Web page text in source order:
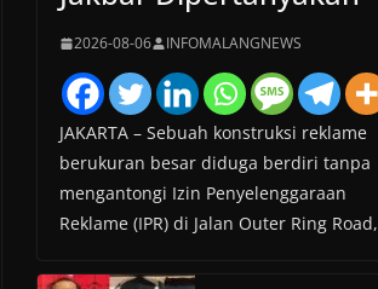
2026-08-06 INFOMALANGNEWS
JAKARTA – Sebuah konstruksi reklame
berukuran besar diduga berdiri tanpa
mengantongi Izin Penyelenggaraan
Reklame (IPR) di Jalan Outer Ring Road,